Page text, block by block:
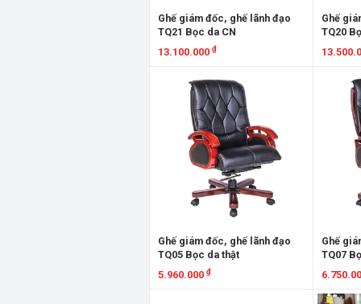
Ghế giám đốc, ghế lãnh đạo
TQ21 Bọc da CN
13.100.000 ₫
Ghế
TQ20
Xem
Ghế giám đốc, ghế lãnh đạo
TQ05 Bọc da thật
5.960.000 ₫
Ghế
TQ07
Xem